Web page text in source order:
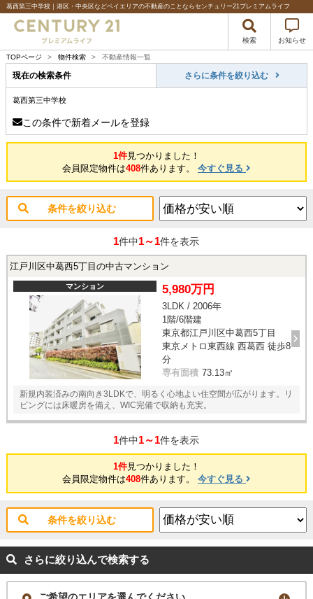
葛西第三中学校｜港区・中央区などベイエリアの不動産のことならセンチュリー21プレミアムライフ
検索 お知らせ
TOPページ > 物件検索 > 不動産情報一覧
現在の検索条件 さらに条件を絞り込む
葛西第三中学校
この条件で新着メールを登録
1件見つかりました！
会員限定物件は408件あります。 今すぐ見る
条件を絞り込む
1件中1～1件を表示
江戸川区中葛西5丁目の中古マンション
マンション 5,980万円
3LDK / 2006年
1階/6階建
東京都江戸川区中葛西5丁目
東京メトロ東西線 西葛西 徒歩8
分
専有面積 73.13㎡
新規内装済みの南向き3LDKで、明るく心地よい住空間が広がります。リ
ビングには床暖房を備え、WIC完備で収納も充実。
1件中1～1件を表示
1件見つかりました！
会員限定物件は408件あります。 今すぐ見る
条件を絞り込む
さらに絞り込んで検索する
ご希望のエリアを選んでください